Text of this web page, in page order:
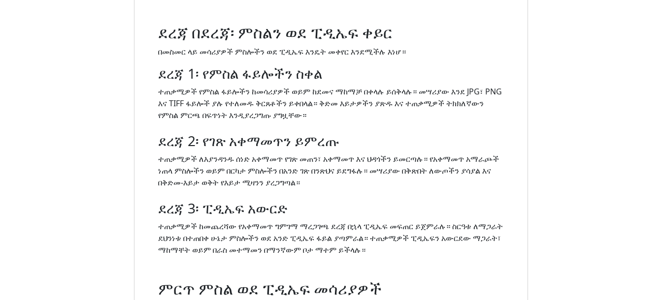
ደረጃ በደረጃ፡ ምስልን ወደ ፒዲኤፍ ቀይር
በመስመር ላይ መሳሪያዎች ምስሎችን ወደ ፒዲኤፍ እንዴት መቀየር እንደሚችሉ እነሆ።
ደረጃ 1፡ የምስል ፋይሎችን ስቀል
ተጠቃሚዎች የምስል ፋይሎችን ከመሳሪያዎች ወይም ከደመና ማከማቻ በቀላሉ ይሰቅላሉ። መሣሪያው እንደ JPG፣ PNG
እና TIFF ፋይሎች ያሉ የተለመዱ ቅርጸቶችን ይቀበላል። ቅድመ እይታዎችን ያጽዱ እና ተጠቃሚዎች ትክክለኛውን
የምስል ምርጫ በፍጥነት እንዲያረጋግጡ ያግዟቸው።
ደረጃ 2፡ የገጽ አቀማመጥን ይምረጡ
ተጠቃሚዎች ለእያንዳንዱ ሰነድ አቀማመጥ የገጽ መጠን፣ አቀማመጥ እና ህዳጎችን ይመርጣሉ። የአቀማመጥ አማራጮች
ነጠላ ምስሎችን ወይም በርካታ ምስሎችን በአንድ ገጽ በንጽህና ይደግፋሉ። መሣሪያው በቅጽበት ለውጦችን ያሳያል እና
በቅድመ-እይታ ወቅት የእይታ ሚዛንን ያረጋግጣል።
ደረጃ 3፡ ፒዲኤፍ አውርድ
ተጠቃሚዎች ከመጨረሻው የአቀማመጥ ግምገማ ማረጋገጫ ደረጃ በኋላ ፒዲኤፍ መፍጠር ይጀምራሉ። ስርዓቱ ለማጋራት
ደህንነቱ በተጠበቀ ሁኔታ ምስሎችን ወደ አንድ ፒዲኤፍ ፋይል ያጣምራል። ተጠቃሚዎች ፒዲኤፍን አውርደው ማጋራት፣
ማከማቸት ወይም በራስ መተማመን በማንኛውም ቦታ ማተም ይችላሉ።
ምርጥ ምስል ወደ ፒዲኤፍ መሳሪያዎች